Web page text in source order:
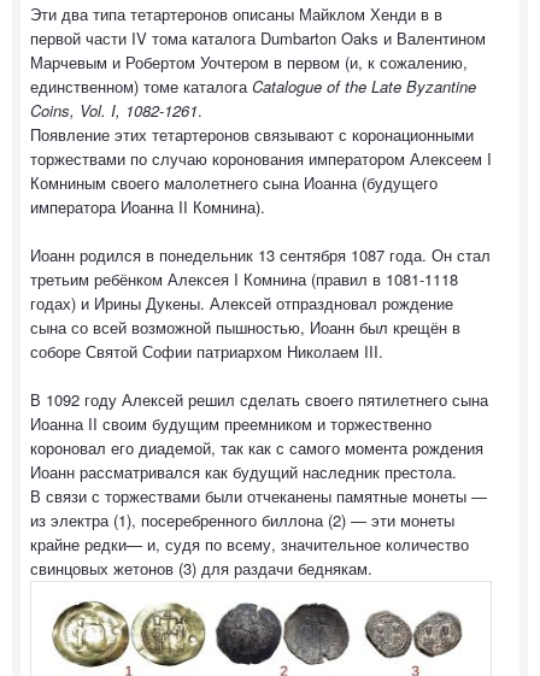
Эти два типа тетартеронов описаны Майклом Хенди в в
первой части IV тома каталога Dumbarton Oaks и Валентином
Марчевым и Робертом Уочтером в первом (и, к сожалению,
единственном) томе каталога Catalogue of the Late Byzantine
Coins, Vol. I, 1082-1261.
Появление этих тетартеронов связывают с коронационными
торжествами по случаю коронования императором Алексеем I
Комниным своего малолетнего сына Иоанна (будущего
императора Иоанна II Комнина).
Иоанн родился в понедельник 13 сентября 1087 года. Он стал
третьим ребёнком Алексея I Комнина (правил в 1081-1118
годах) и Ирины Дукены. Алексей отпраздновал рождение
сына со всей возможной пышностью, Иоанн был крещён в
соборе Святой Софии патриархом Николаем III.
В 1092 году Алексей решил сделать своего пятилетнего сына
Иоанна II своим будущим преемником и торжественно
короновал его диадемой, так как с самого момента рождения
Иоанн рассматривался как будущий наследник престола.
В связи с торжествами были отчеканены памятные монеты —
из электра (1), посеребренного биллона (2) — эти монеты
крайне редки— и, судя по всему, значительное количество
свинцовых жетонов (3) для раздачи беднякам.